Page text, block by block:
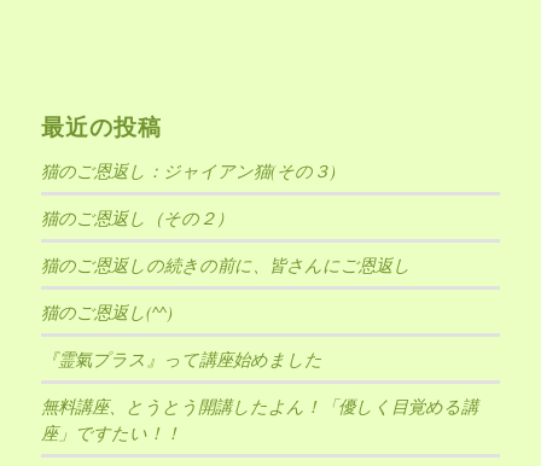
最近の投稿
猫のご恩返し：ジャイアン猫(その３)
猫のご恩返し（その２）
猫のご恩返しの続きの前に、皆さんにご恩返し
猫のご恩返し(^^)
『霊氣プラス』って講座始めました
無料講座、とうとう開講したよん！「優しく目覚める講
座」ですたい！！